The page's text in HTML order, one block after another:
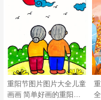
重阳节图片图片大全儿童
画画 简单好画的重阳节